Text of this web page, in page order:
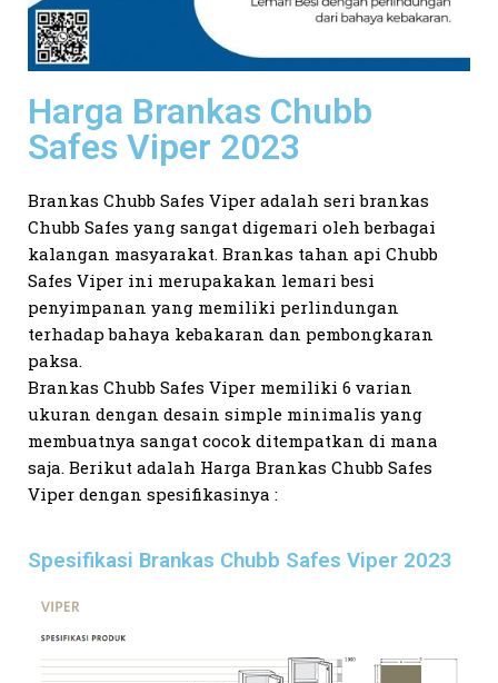
Harga Brankas Chubb
Safes Viper 2023
Brankas Chubb Safes Viper adalah seri brankas
Chubb Safes yang sangat digemari oleh berbagai
kalangan masyarakat. Brankas tahan api Chubb
Safes Viper ini merupakakan lemari besi
penyimpanan yang memiliki perlindungan
terhadap bahaya kebakaran dan pembongkaran
paksa.
Brankas Chubb Safes Viper memiliki 6 varian
ukuran dengan desain simple minimalis yang
membuatnya sangat cocok ditempatkan di mana
saja. Berikut adalah Harga Brankas Chubb Safes
Viper dengan spesifikasinya :
Spesifikasi Brankas Chubb Safes Viper 2023